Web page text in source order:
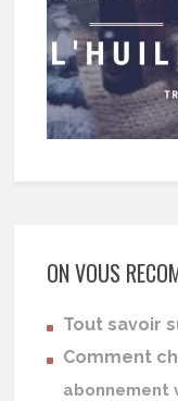
ON VOUS
Tout savoir
Comment
abonnement